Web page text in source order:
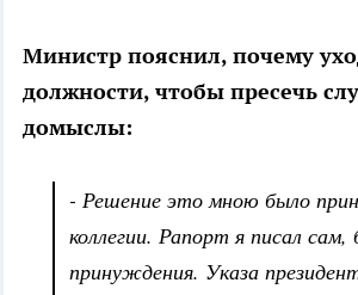
Министр пояснил, почему
должности, чтобы пресечь
домыслы:
- Решение это мною было
коллегии. Рапорт я писал сам,
принуждения. Указа